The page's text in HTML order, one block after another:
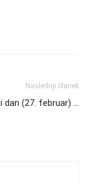
Naslednji članek
dan (27. februar) …